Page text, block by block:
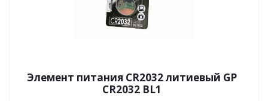
Элемент питания CR2032 литиевый GP
CR2032 BL1